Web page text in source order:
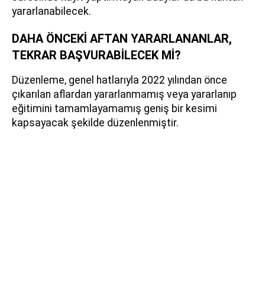
yararlanabilecek.
DAHA ÖNCEKİ AFTAN YARARLANANLAR,
TEKRAR BAŞVURABİLECEK Mİ?
Düzenleme, genel hatlarıyla 2022 yılından önce
çıkarılan aflardan yararlanmamış veya yararlanıp
eğitimini tamamlayamamış geniş bir kesimi
kapsayacak şekilde düzenlenmiştir.